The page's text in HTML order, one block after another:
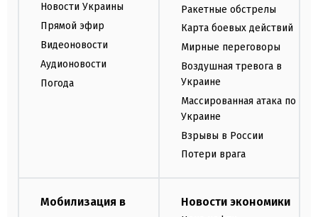
Новости Украины
Прямой эфир
Видеоновости
Аудионовости
Погода
Ракетные обстрелы
Карта боевых действий
Мирные переговоры
Воздушная тревога в
Украине
Массированная атака по
Украине
Взрывы в России
Потери врага
Мобилизация в
Новости экономики